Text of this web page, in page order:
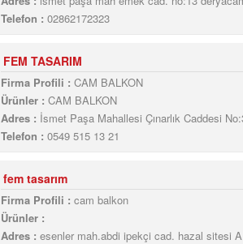
Telefon : 02862172323
FEM TASARIM
Firma Profili : CAM BALKON
Ürünler : CAM BALKON
Adres : İsmet Paşa Mahallesi Çınarlık Caddesi
Telefon : 0549 515 13 21
fem tasarım
Firma Profili : cam balkon
Ürünler :
Adres : esenler mah.abdi ipekçi cad. hazal sitesi